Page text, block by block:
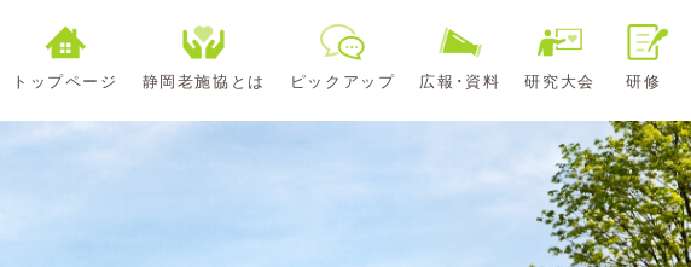
トップページ 静岡老施協とは ピックアップ 広報･資料 研究大会 研修